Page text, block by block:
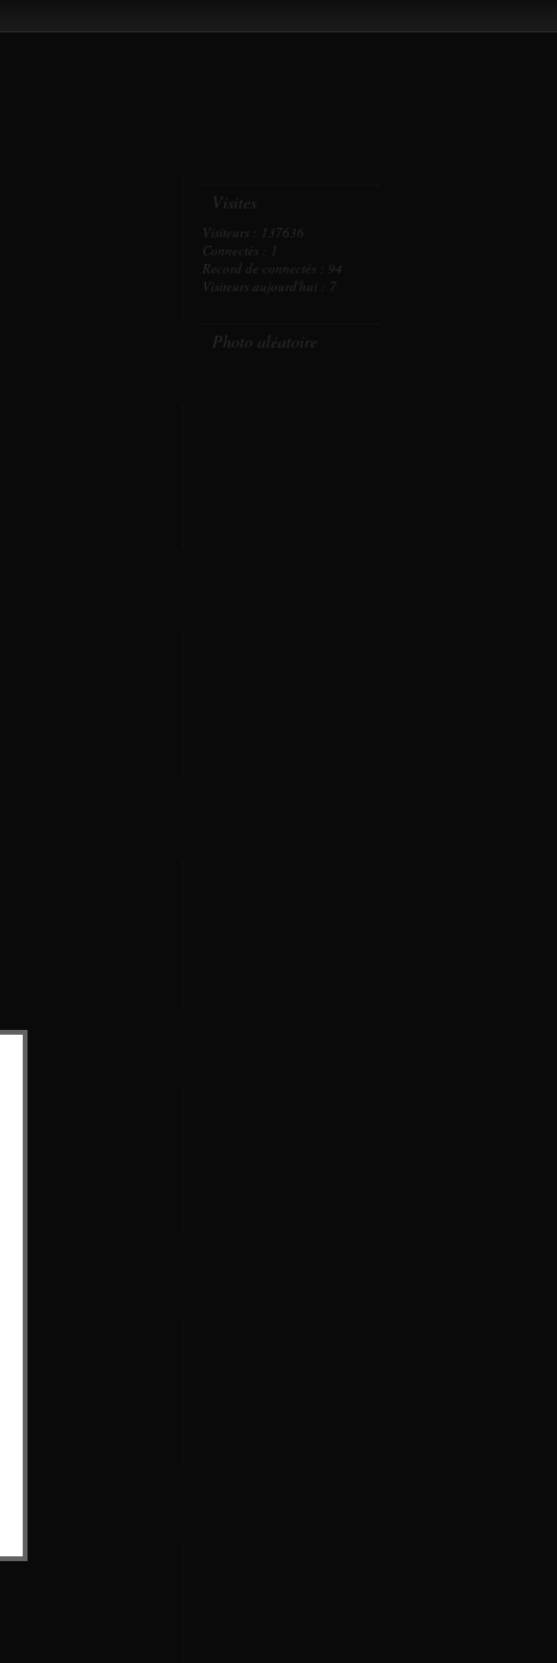
Visites
Visiteurs : 137636
Connectés : 1
Record de connectés : 94
Visiteurs aujourd'hui : 7
Photo aléatoire